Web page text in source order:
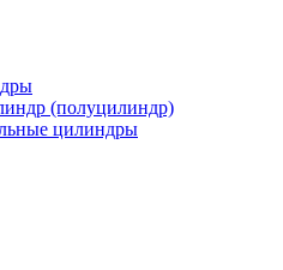
(полуцилиндр)
цилиндры